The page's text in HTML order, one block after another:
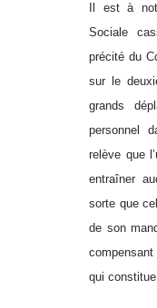
Il est à
Sociale
précité du
sur le
grands
personnel
relève que
entraîner
sorte que
de son
qui